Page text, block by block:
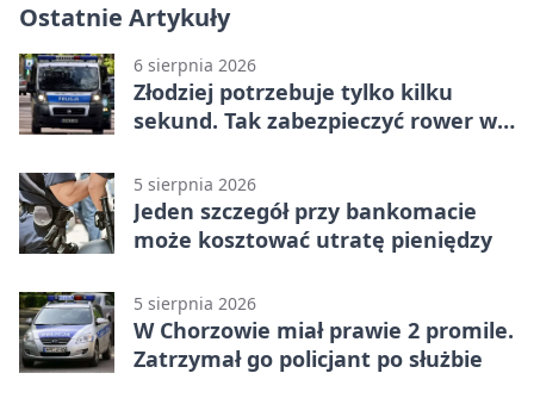
Ostatnie Artykuły
6 sierpnia 2026
Złodziej potrzebuje tylko kilku
sekund. Tak zabezpieczyć rower w
5 sierpnia 2026
Jeden szczegół przy bankomacie
może kosztować utratę pieniędzy
5 sierpnia 2026
W Chorzowie miał prawie 2 promile.
Zatrzymał go policjant po służbie